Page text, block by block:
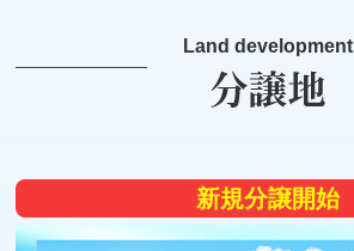
Land development
新規分譲開始